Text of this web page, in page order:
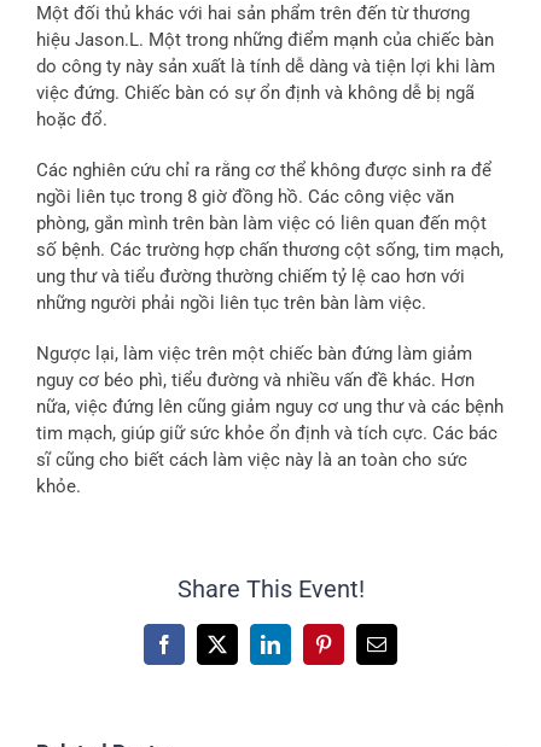
Một đối thủ khác với hai sản phẩm trên đến từ thương
hiệu Jason.L. Một trong những điểm mạnh của chiếc bàn
do công ty này sản xuất là tính dễ dàng và tiện lợi khi làm
việc đứng. Chiếc bàn có sự ổn định và không dễ bị ngã
hoặc đổ.
Các nghiên cứu chỉ ra rằng cơ thể không được sinh ra để
ngồi liên tục trong 8 giờ đồng hồ. Các công việc văn
phòng, gắn mình trên bàn làm việc có liên quan đến một
số bệnh. Các trường hợp chấn thương cột sống, tim mạch,
ung thư và tiểu đường thường chiếm tỷ lệ cao hơn với
những người phải ngồi liên tục trên bàn làm việc.
Ngược lại, làm việc trên một chiếc bàn đứng làm giảm
nguy cơ béo phì, tiểu đường và nhiều vấn đề khác. Hơn
nữa, việc đứng lên cũng giảm nguy cơ ung thư và các bệnh
tim mạch, giúp giữ sức khỏe ổn định và tích cực. Các bác
sĩ cũng cho biết cách làm việc này là an toàn cho sức
khỏe.
Share This Event!
Facebook
X LinkedInPinterestEmail